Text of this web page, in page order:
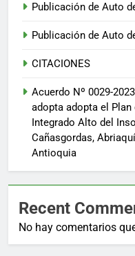
Publicación de Auto
Publicación de Auto
CITACIONES
Acuerdo Nº 0029-
adopta adopta el
Integrado Alto del
Cañasgordas,
Antioquia
Recent
No hay comentarios